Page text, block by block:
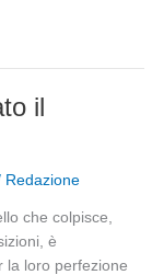
il
Redazione
che colpisce,
è
la loro perfezione